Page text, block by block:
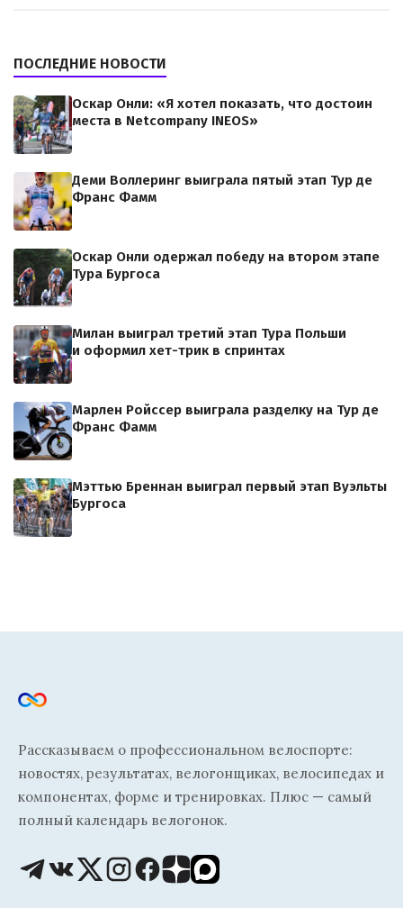
ПОСЛЕДНИЕ НОВОСТИ
Оскар Онли: «Я хотел показать, что достоин
места в Netcompany INEOS»
Деми Воллеринг выиграла пятый этап Тур де
Франс Фамм
Оскар Онли одержал победу на втором этапе
Тура Бургоса
Милан выиграл третий этап Тура Польши
и оформил хет-трик в спринтах
Марлен Ройссер выиграла разделку на Тур де
Франс Фамм
Мэттью Бреннан выиграл первый этап Вуэльты
Бургоса
Рассказываем о профессиональном велоспорте:
новостях, результатах, велогонщиках, велосипедах и
компонентах, форме и тренировках. Плюс — самый
полный календарь велогонок.